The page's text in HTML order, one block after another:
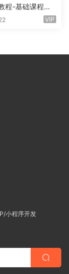
程-基础课程、
VIP
小程序开发